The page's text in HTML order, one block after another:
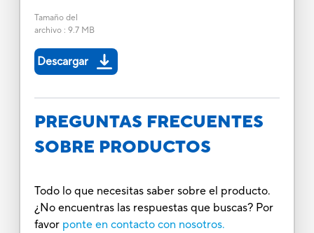
Tamaño del
archivo: 9.7 MB
Descargar
PREGUNTAS FRECUENTES
SOBRE PRODUCTOS
Todo lo que necesitas saber sobre el producto.
¿No encuentras las respuestas que buscas? Por
favor ponte en contacto con nosotros.